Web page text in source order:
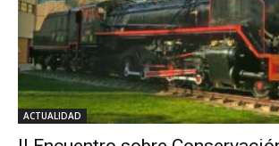
ACTUALIDAD